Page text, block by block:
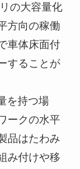
の大容量化
方向の稼働
車体床面付
することが
を持つ場
ークの水平
品はたわみ
み付けや移